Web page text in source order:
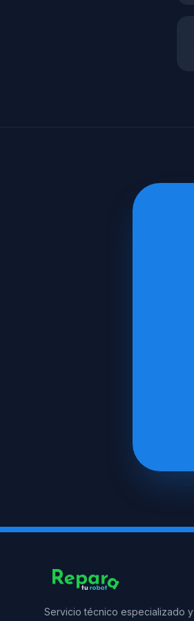
Servicio técnico especializado y